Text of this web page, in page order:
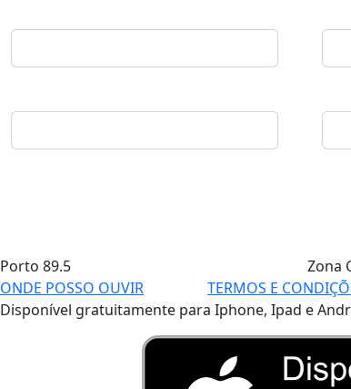
Porto 89.5 Zona
ONDE POSSO OUVIR
TERMOS E
Disponível gratuitamente para Iphone, Ipad e